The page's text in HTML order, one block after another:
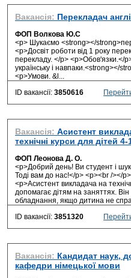
Вакансія: Перекладач
ФОП Волкова Ю.С
<p> Шукаємо <strong></
<p>Досвіт роботи від 1 року
перекладу. </p> <p>Обов'язки.</
українську і навпаки.<strong></
<p>Умови. &l...
ID вакансії: 3850616
Вакансія: Асистент
технічні курси для дітей 4-
ФОП Леонова Д. О.
<p>Добрий день! Ви студент і
Тоді вам до нас!</p> <p><br /></
<p>Асистент викладача на
допомагає дітям на заняттях.
обладнання, якщо дитина не
ID вакансії: 3851320
Вакансія: Кандидат наук,
кафедри німецької мови